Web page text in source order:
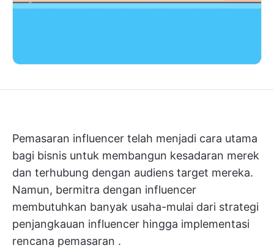
Pemasaran influencer telah menjadi cara utama
bagi bisnis untuk membangun kesadaran merek
dan terhubung dengan audiens target mereka.
Namun, bermitra dengan influencer
membutuhkan banyak usaha-mulai dari strategi
penjangkauan influencer hingga implementasi
rencana pemasaran .